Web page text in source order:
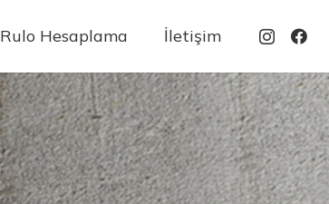
Rulo Hesaplama İletişim